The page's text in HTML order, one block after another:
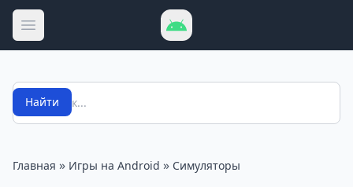
Открыть меню
Поиск
Найти
Главная » Игры на Android » Симуляторы